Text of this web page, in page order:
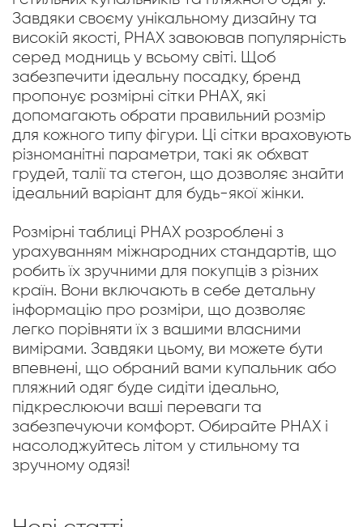
Завдяки своєму унікальному дизайну та
високій якості, PHAX завоював популярність
серед модниць у всьому світі. Щоб
забезпечити ідеальну посадку, бренд
пропонує розмірні сітки PHAX, які
допомагають обрати правильний розмір
для кожного типу фігури. Ці сітки враховують
різноманітні параметри, такі як обхват
грудей, талії та стегон, що дозволяє знайти
ідеальний варіант для будь-якої жінки.
Розмірні таблиці PHAX розроблені з
урахуванням міжнародних стандартів, що
робить їх зручними для покупців з різних
країн. Вони включають в себе детальну
інформацію про розміри, що дозволяє
легко порівняти їх з вашими власними
вимірами. Завдяки цьому, ви можете бути
впевнені, що обраний вами купальник або
пляжний одяг буде сидіти ідеально,
підкреслюючи ваші переваги та
забезпечуючи комфорт. Обирайте PHAX і
насолоджуйтесь літом у стильному та
зручному одязі!